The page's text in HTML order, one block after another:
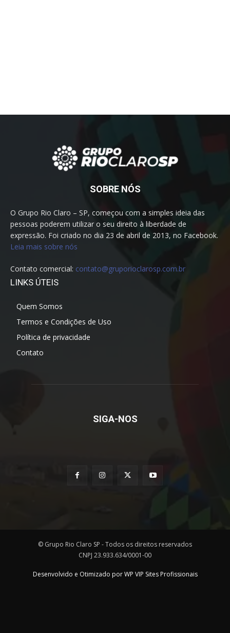
SOBRE NÓS
O Grupo Rio Claro – SP, começou com a simples ideia das
pessoas poderem utilizar o seu direito à liberdade de
expressão. Foi criado no dia 23 de abril de 2013, no Facebook.
Leia mais sobre nós
Contato comercial: contato@gruporioclarosp.com.br
LINKS ÚTEIS
Quem Somos
Termos e Condições de Uso
Política de privacidade
Contato
SIGA-NOS
© Grupo Rio Claro SP - Todos os direitos reservados
CNPJ 23.933.634/0001-00
Desenvolvido e Otimizado por WP VIP Sites Profissionais